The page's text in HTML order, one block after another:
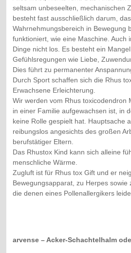
seltsam unbeseelten, mechanischen
besteht fast ausschließlich darum,
Wahrnehmungsbereich in Bewegung
funktioniert, wie eine Maschine. Auch
Dinge nicht los. Es besteht ein
Gefühlsregungen wie Liebe,
Dies führt zu permanenter
Durch Sport schaffen sich die Rhus
Erwachsene Erleichterung.
Wir werden vom Rhus toxicodendron
in einer Familie aufgewachsen ist, in
keine Rolle gespielt hat. Hauptsache
reibungslos angesichts des großen
berufstätiger Eltern.
Das Rhustox Kind kann sich alleine
menschliche Wärme.
Zugluft ist für Rhus tox Gift und er
Bewegungsapparat, zu Herpes sowie
die denen eines Pollenallergikers
arvense – Acker-Schachtelhalm